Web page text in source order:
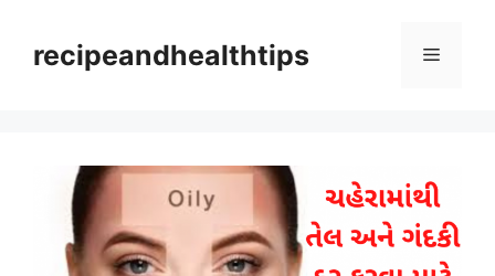
contentrecipeandhealthtips Menu